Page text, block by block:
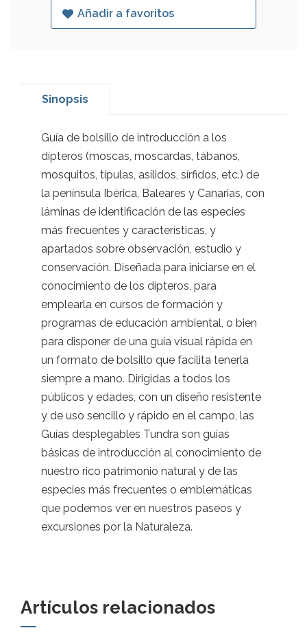
Añadir a favoritos
Sinopsis
Guía de bolsillo de introducción a los
dípteros (moscas, moscardas, tábanos,
mosquitos, típulas, asílidos, sírfidos, etc.) de
la península Ibérica, Baleares y Canarias, con
láminas de identificación de las especies
más frecuentes y características, y
apartados sobre observación, estudio y
conservación. Diseñada para iniciarse en el
conocimiento de los dípteros, para
emplearla en cursos de formación y
programas de educación ambiental, o bien
para disponer de una guía visual rápida en
un formato de bolsillo que facilita tenerla
siempre a mano. Dirigidas a todos los
públicos y edades, con un diseño resistente
y de uso sencillo y rápido en el campo, las
Guías desplegables Tundra son guías
básicas de introducción al conocimiento de
nuestro rico patrimonio natural y de las
especies más frecuentes o emblemáticas
que podemos ver en nuestros paseos y
excursiones por la Naturaleza.
Artículos relacionados